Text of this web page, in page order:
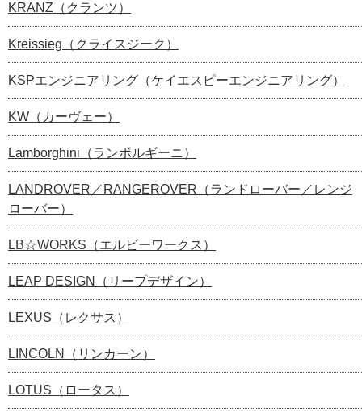
KRANZ（クランツ）
Kreissieg（クライスジーク）
KSPエンジニアリング（ケイエスピーエンジニアリング）
KW（カーヴェー）
Lamborghini（ランボルギーニ）
LANDROVER／RANGEROVER（ランドローバー／レンジ
ローバー）
LB☆WORKS（エルビーワークス）
LEAP DESIGN（リープデザイン）
LEXUS（レクサス）
LINCOLN（リンカーン）
LOTUS（ロータス）